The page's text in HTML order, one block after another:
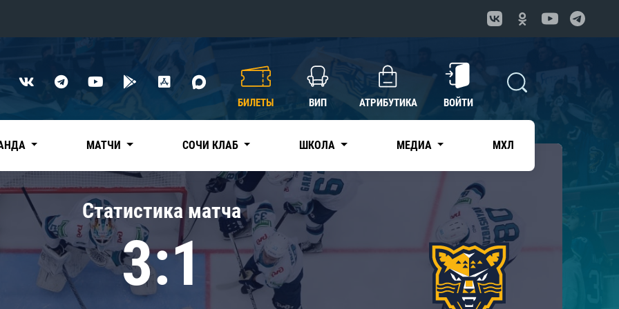
Нефтехимик
Дивизион Чернышева
Авангард
Адмирал
КХЛ
БИЛЕТЫ ВИП АТРИБУТИКА ВОЙТИ
МАТЧИ СОЧИ КЛАБ ШКОЛА МЕДИА МХЛ
Статистика матча
3:1